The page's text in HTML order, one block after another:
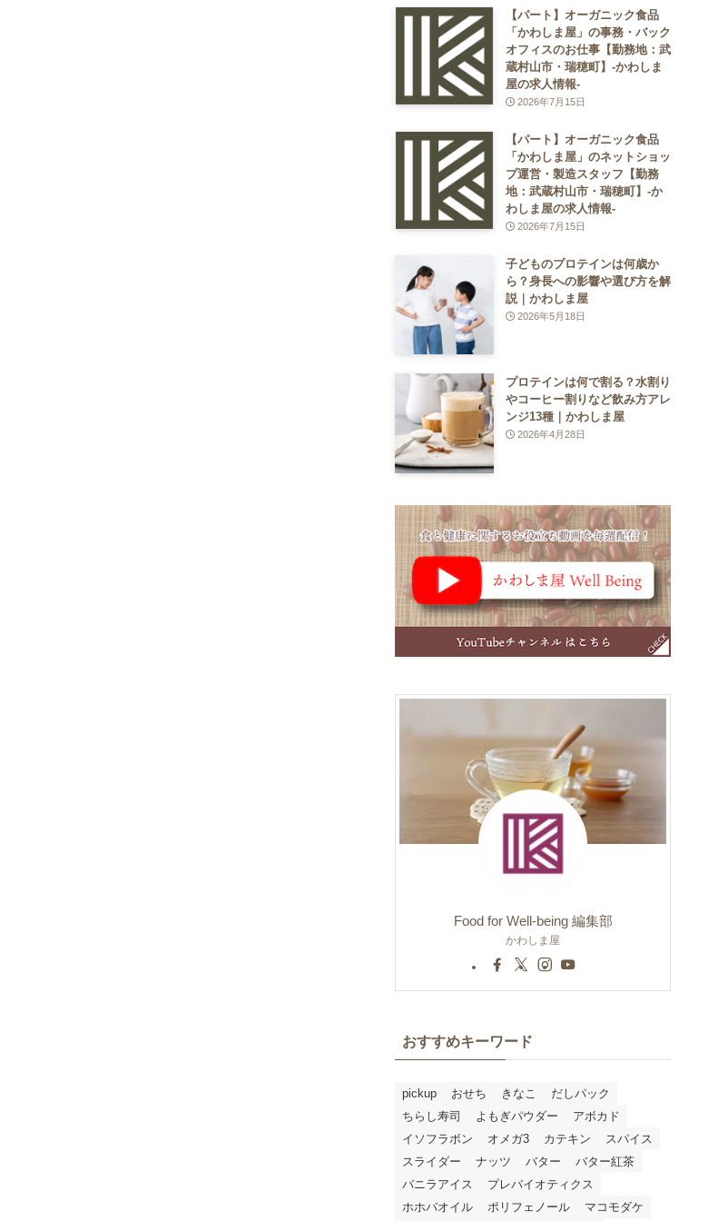
【パート】オーガニック食品
「かわしま屋」の事務・バック
オフィスのお仕事【勤務地：武
蔵村山市・瑞穂町】-かわしま
屋の求人情報-
2026年7月15日
【パート】オーガニック食品
「かわしま屋」のネットショッ
プ運営・製造スタッフ【勤務
地：武蔵村山市・瑞穂町】-か
わしま屋の求人情報-
2026年7月15日
子どものプロテインは何歳か
ら？身長への影響や選び方を解
説｜かわしま屋
2026年5月18日
プロテインは何で割る？水割り
やコーヒー割りなど飲み方アレ
ンジ13種｜かわしま屋
2026年4月28日
Food for Well-being 編集部
かわしま屋
おすすめキーワード
pickup おせち きなこ
だしパック
ちらし寿司
よもぎパウダー
アボカド
イソフラボン
オメガ3 カテキン
スパイス
スライダー
ナッツ バター
バター紅茶
バニラアイス
プレバイオティクス
ホホバオイル
ポリフェノール マコモダケ